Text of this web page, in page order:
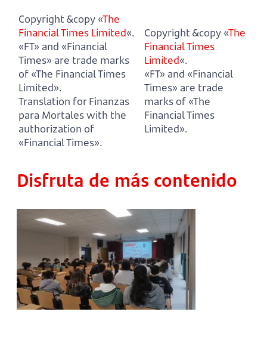
Copyright &copy «The
Financial Times Limited«.
«FT» and «Financial
Times» are trade marks
of «The Financial Times
Limited».
Translation for Finanzas
para Mortales with the
authorization of
«Financial Times».
Copyright &copy «The
Financial Times
Limited«.
«FT» and «Financial
Times» are trade
marks of «The
Financial Times
Limited».
Disfruta de más contenido